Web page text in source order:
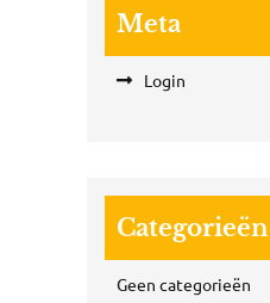
Meta
Login
Categorieën
Geen categorieën